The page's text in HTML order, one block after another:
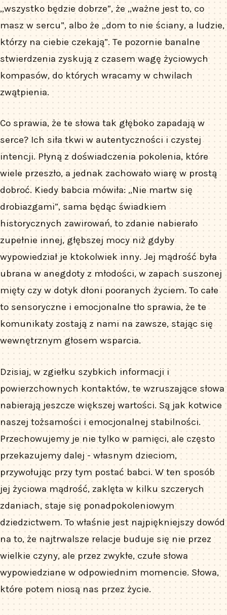
„wszystko będzie dobrze”, że „ważne jest to, co
masz w sercu”, albo że „dom to nie ściany, a ludzie,
którzy na ciebie czekają”. Te pozornie banalne
stwierdzenia zyskują z czasem wagę życiowych
kompasów, do których wracamy w chwilach
zwątpienia.
Co sprawia, że te słowa tak głęboko zapadają w
serce? Ich siła tkwi w autentyczności i czystej
intencji. Płyną z doświadczenia pokolenia, które
wiele przeszło, a jednak zachowało wiarę w prostą
dobroć. Kiedy babcia mówiła: „Nie martw się
drobiazgami”, sama będąc świadkiem
historycznych zawirowań, to zdanie nabierało
zupełnie innej, głębszej mocy niż gdyby
wypowiedział je ktokolwiek inny. Jej mądrość była
ubrana w anegdoty z młodości, w zapach suszonej
mięty czy w dotyk dłoni pooranych życiem. To całe
to sensoryczne i emocjonalne tło sprawia, że te
komunikaty zostają z nami na zawsze, stając się
wewnętrznym głosem wsparcia.
Dzisiaj, w zgiełku szybkich informacji i
powierzchownych kontaktów, te wzruszające słowa
nabierają jeszcze większej wartości. Są jak kotwice
naszej tożsamości i emocjonalnej stabilności.
Przechowujemy je nie tylko w pamięci, ale często
przekazujemy dalej - własnym dzieciom,
przywołując przy tym postać babci. W ten sposób
jej życiowa mądrość, zaklęta w kilku szczerych
zdaniach, staje się ponadpokoleniowym
dziedzictwem. To właśnie jest najpiękniejszy dowód
na to, że najtrwalsze relacje buduje się nie przez
wielkie czyny, ale przez zwykłe, czułe słowa
wypowiedziane w odpowiednim momencie. Słowa,
które potem niosą nas przez życie.